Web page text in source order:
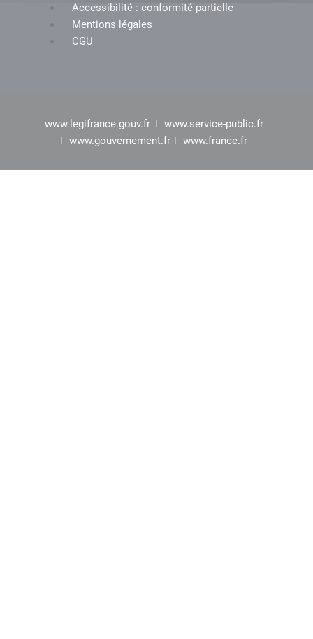
Accessibilité : conformité partielle
Mentions légales
CGU
www.legifrance.gouv.fr
www.service-public.fr
www.gouvernement.fr
www.france.fr